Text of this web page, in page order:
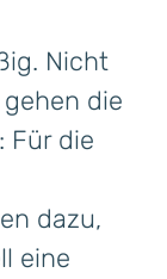
Nicht
die
Für die
dazu,
eine